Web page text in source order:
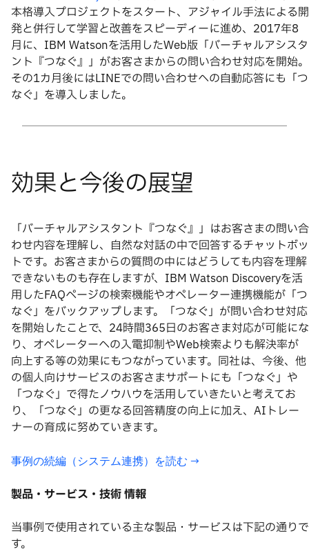
本格導入プロジェクトをスタート、アジャイル手法による開
発と併行して学習と改善をスピーディーに進め、2017年8
月に、IBM Watsonを活用したWeb版「バーチャルアシスタ
ント『つなぐ』」がお客さまからの問い合わせ対応を開始。
その1カ月後にはLINEでの問い合わせへの自動応答にも「つ
なぐ」を導入しました。
「バーチャルアシスタント『つなぐ』」はお客さまの問い合
わせ内容を理解し、自然な対話の中で回答するチャットボッ
トです。お客さまからの質問の中にはどうしても内容を理解
できないものも存在しますが、IBM Watson Discoveryを活
用したFAQページの検索機能やオペレーター連携機能が「つ
なぐ」をバックアップします。「つなぐ」が問い合わせ対応
を開始したことで、24時間365日のお客さま対応が可能にな
り、オペレーターへの入電抑制やWeb検索よりも解決率が
向上する等の効果にもつながっています。同社は、今後、他
の個人向けサービスのお客さまサポートにも「つなぐ」や
「つなぐ」で得たノウハウを活用していきたいと考えてお
り、「つなぐ」の更なる回答精度の向上に加え、AIトレー
ナーの育成に努めていきます。
事例の続編（システム連携）を読む →
製品・サービス・技術 情報
当事例で使用されている主な製品・サービスは下記の通りで
す。